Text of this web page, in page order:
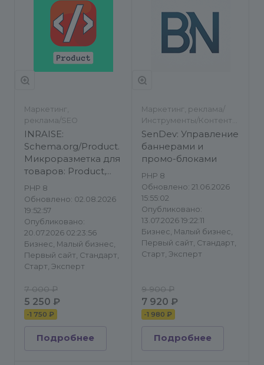
Маркетинг,
реклама/SEO
INRAISE:
Schema.org/Product.
Микроразметка для
товаров: Product,
Offer,
AggregateOffer,
OfferCatalog
PHP 8
Обновлено: 02.08.2026
19:52:57
Опубликовано:
20.07.2026 02:23:56
Бизнес, Малый бизнес,
Первый сайт, Стандарт,
Старт, Эксперт
7 000 ₽
5 250 ₽
-1 750 ₽
Подробнее
Маркетинг, реклама/
Инструменты/Контент-
менеджеру/Баннеры
SenDev: Управление
баннерами и
промо-блоками
PHP 8
Обновлено: 21.06.2026
15:55:02
Опубликовано:
13.07.2026 19:22:11
Бизнес, Малый бизнес,
Первый сайт, Стандарт,
Старт, Эксперт
9 900 ₽
7 920 ₽
-1 980 ₽
Подробнее